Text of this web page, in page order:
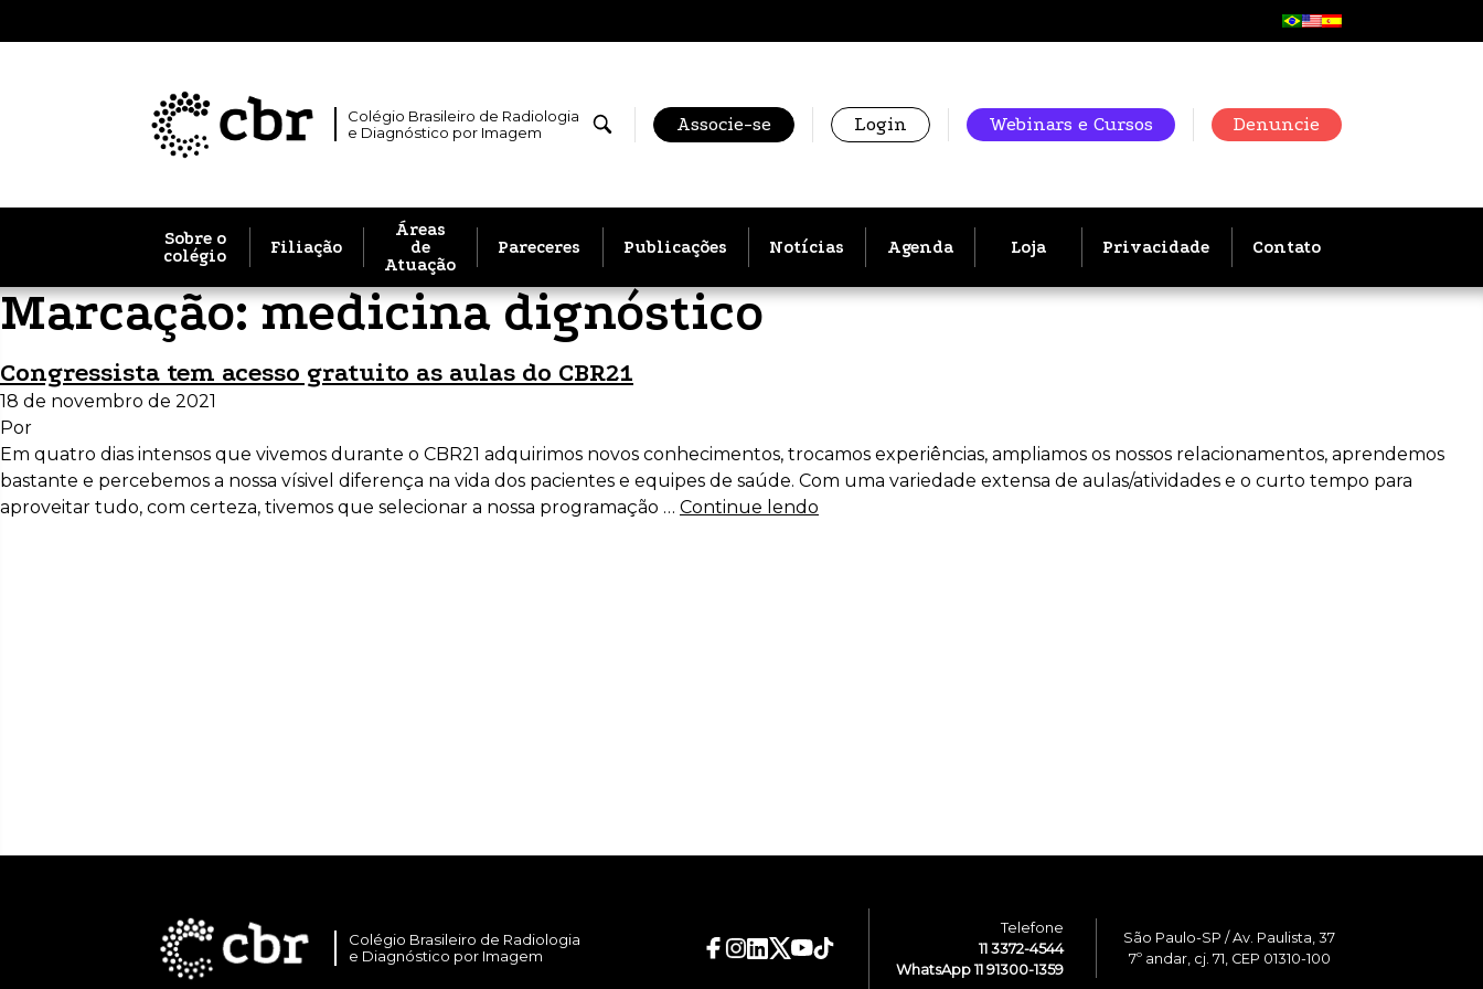
Colégio Brasileiro de Radiologia
e Diagnóstico por Imagem
Associe-se Login Webinars e Cursos Denuncie
Sobre o
colégio
Filiação
Áreas
de
Atuação
Pareceres Publicações Notícias Agenda Loja Privacidade Contato
Marcação:medicina dignóstico
Congressista tem acesso gratuito as aulas do CBR21
18 de novembro de 2021
Por
Em quatro dias intensos que vivemos durante o CBR21 adquirimos novos conhecimentos, trocamos experiências, ampliamos os nossos relacionamentos, aprendemos
bastante e percebemos a nossa vísivel diferença na vida dos pacientes e equipes de saúde. Com uma variedade extensa de aulas/atividades e o curto tempo para
aproveitar tudo, com certeza, tivemos que selecionar a nossa programação … Continue lendo
Colégio Brasileiro de Radiologia
e Diagnóstico por Imagem
Telefone
11 3372-4544
WhatsApp 11 91300-1359
São Paulo-SP / Av. Paulista, 37
7º andar, cj. 71, CEP 01310-100